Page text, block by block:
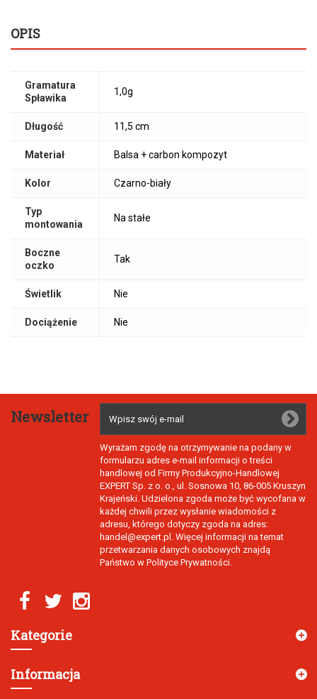
OPIS
Gramatura
Spławika
1,0g
Długość 11,5 cm
Materiał Balsa + carbon kompozyt
Kolor Czarno-biały
Typ
montowania
Na stałe
Boczne
oczko
Tak
Świetlik Nie
Dociążenie Nie
Newsletter
Wyrażam zgodę na otrzymywanie na podany w
formularzu adres e-mail informacji o treści
handlowej od Firmy Produkcyjno-Handlowej
EXPERT Sp. z o. o., ul. Sosnowa 10, 86-005 Kruszyn
Krajeński. Udzielona zgoda może być wycofana w
każdej chwili przez wysłanie wiadomości z
adresu, którego dotyczy zgoda na adres:
handel@expert.pl. Więcej informacji na temat
przetwarzania danych osobowych znajdą
Państwo w Polityce Prywatności.
Kategorie
Informacja